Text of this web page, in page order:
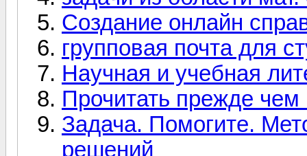
Создание онлайн
групповая почта для
Научная и учебная
Прочитать прежде чем
Задача. Помогите.
решений